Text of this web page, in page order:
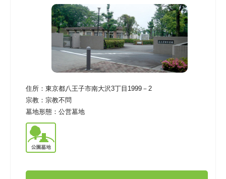
住所： 東京都八王子市南大沢3丁目1999－2
宗教： 宗教不問
墓地形態： 公営墓地